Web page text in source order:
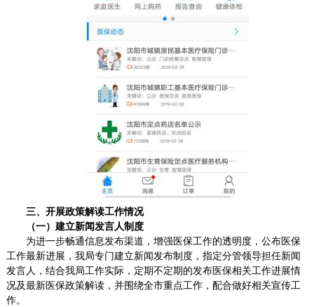
三、开展政策解读工作情况
（一）建立新闻发言人制度
为进一步畅通信息发布渠道，增强医保工作的透明度，公布医保
工作最新进展，我局专门建立新闻发布制度，指定分管领导担任新闻
发言人，结合我局工作实际，定期不定期的发布医保相关工作进展情
况及最新医保政策解读，并围绕全市重点工作，配合做好相关宣传工
作。